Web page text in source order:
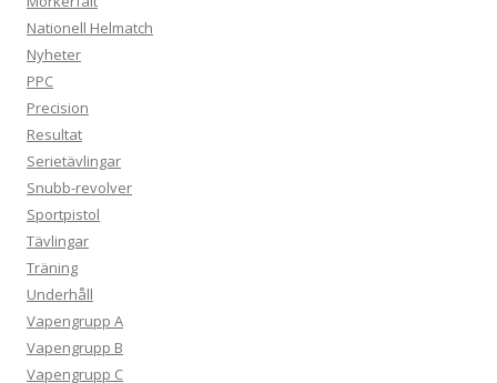
Nationell Helmatch
Nyheter
PPC
Precision
Resultat
Serietävlingar
Snubb-revolver
Sportpistol
Tävlingar
Träning
Underhåll
Vapengrupp A
Vapengrupp B
Vapengrupp C